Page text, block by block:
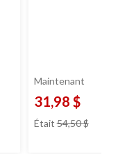
Maintenant
31,98 $
Était 54,50 $prix